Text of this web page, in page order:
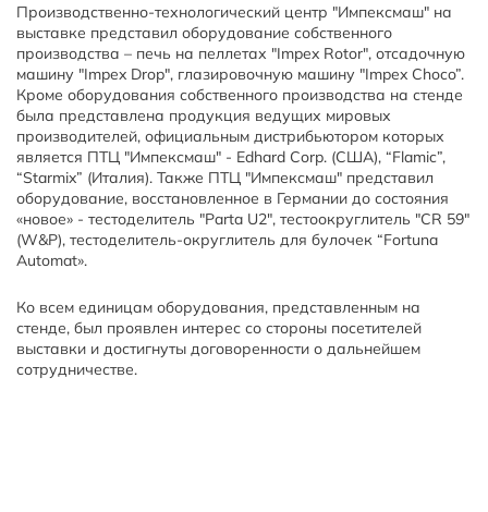
Производственно-технологический центр "Импексмаш" на
выставке представил оборудование собственного
производства – печь на пеллетах "Impex Rotor", отсадочную
машину "Impex Drop", глазировочную машину "Impex Choco”.
Кроме оборудования собственного производства на стенде
была представлена продукция ведущих мировых
производителей, официальным дистрибьютором которых
является ПТЦ "Импексмаш" - Edhard Corp. (США), “Flamic”,
“Starmix” (Италия). Также ПТЦ "Импексмаш" представил
оборудование, восстановленное в Германии до состояния
«новое» - тестоделитель "Parta U2", тестоокруглитель "CR 59"
(W&P), тестоделитель-округлитель для булочек “Fortuna
Automat».
Ко всем единицам оборудования, представленным на
стенде, был проявлен интерес со стороны посетителей
выставки и достигнуты договоренности о дальнейшем
сотрудничестве.